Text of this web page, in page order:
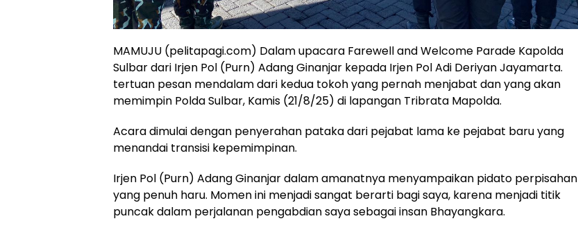
MAMUJU (pelitapagi.com) Dalam upacara Farewell and Welcome Parade Kapolda
Sulbar dari Irjen Pol (Purn) Adang Ginanjar kepada Irjen Pol Adi Deriyan Jayamarta.
tertuan pesan mendalam dari kedua tokoh yang pernah menjabat dan yang akan
memimpin Polda Sulbar, Kamis (21/8/25) di lapangan Tribrata Mapolda.
Acara dimulai dengan penyerahan pataka dari pejabat lama ke pejabat baru yang
menandai transisi kepemimpinan.
Irjen Pol (Purn) Adang Ginanjar dalam amanatnya menyampaikan pidato perpisahan
yang penuh haru. Momen ini menjadi sangat berarti bagi saya, karena menjadi titik
puncak dalam perjalanan pengabdian saya sebagai insan Bhayangkara.